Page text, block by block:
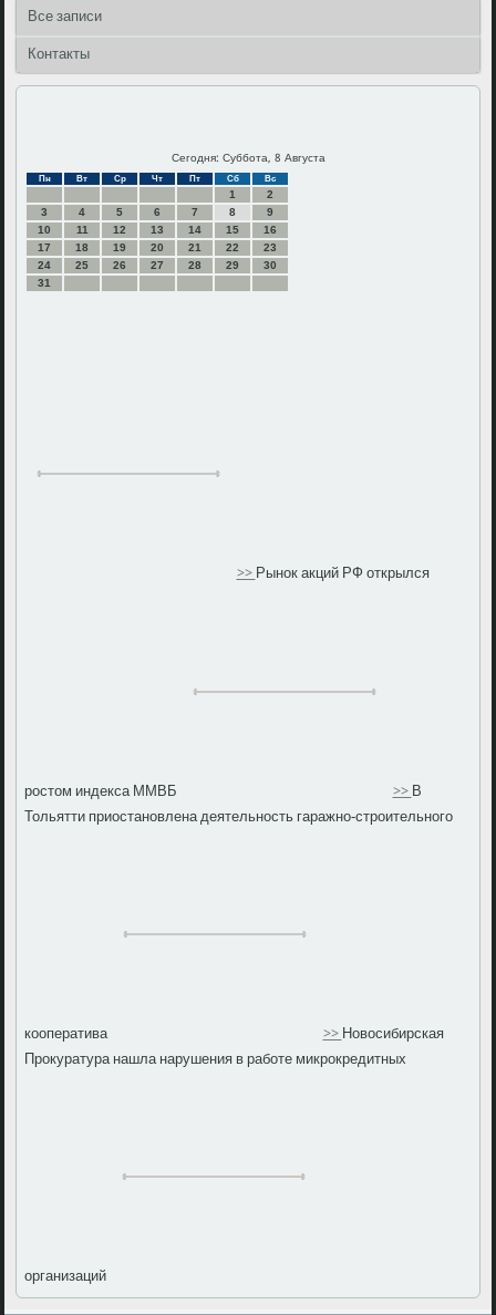
Все записи
Контакты
Сегодня: Суббота, 8 Августа
Пн Вт Ср Чт Пт Сб Вс
1
2
3
4 5 6 7 8
9
10
11 12 13 14 15
16
17
18 19 20 21 22
23
24
25 26 27 28 29
30
31
>>Рынок акций РФ открылся
ростом индекса ММВБ >>В
Тольятти приостановлена деятельность гаражно-строительного
кооператива >>Новосибирская
Прокуратура нашла нарушения в работе микрокредитных
организаций